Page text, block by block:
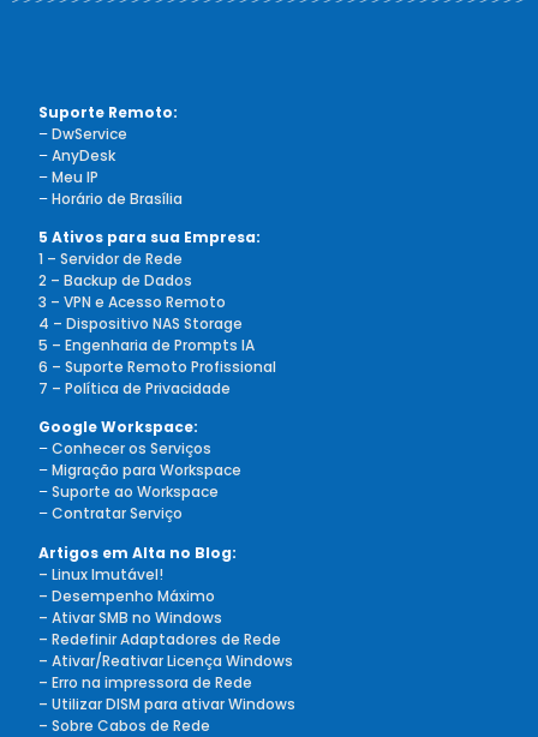
Suporte Remoto:
–DwService
–AnyDesk
–Meu IP
–Horário de Brasília
5 Ativos para sua Empresa:
1 – Servidor de Rede
2 – Backup de Dados
3 – VPN e Acesso Remoto
4 – Dispositivo NAS Storage
5 – Engenharia de Prompts IA
6 – Suporte Remoto Profissional
7 – Política de Privacidade
Google Workspace:
–Conhecer os Serviços
–Migração para Workspace
–Suporte ao Workspace
–Contratar Serviço
Artigos em Alta no Blog:
– Linux Imutável!
– Desempenho Máximo
– Ativar SMB no Windows
– Redefinir Adaptadores de Rede
– Ativar/Reativar Licença Windows
– Erro na impressora de Rede
– Utilizar DISM para ativar Windows
– Sobre Cabos de Rede